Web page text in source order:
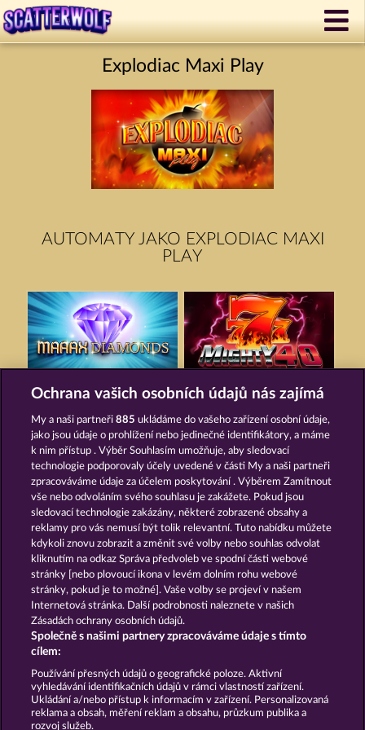
Explodiac Maxi Play
AUTOMATY JAKO EXPLODIAC MAXI
PLAY
MAAAX DIAMONDS MIGHTY 40
TOTAL ECLIPSE 7 SUPERNOVA FRUITS
Podmínky Prohlášení o ochraně údajů
Kontakt Společnost Časté dotazy
Facebook
Podat Žádost o Odstoupení
Ochrana vašich osobních údajů nás zajímá
My a naši partneři885 ukládáme do vašeho zařízení osobní údaje,
jako jsou údaje o prohlížení nebo jedinečné identifikátory, a máme
k nim přístup . Výběr Souhlasím umožňuje, aby sledovací
technologie podporovaly účely uvedené v části My a naši partneři
zpracováváme údaje za účelem poskytování . Výběrem Zamítnout
vše nebo odvoláním svého souhlasu je zakážete. Pokud jsou
sledovací technologie zakázány, některé zobrazené obsahy a
reklamy pro vás nemusí být tolik relevantní. Tuto nabídku můžete
kdykoli znovu zobrazit a změnit své volby nebo souhlas odvolat
kliknutím na odkaz Správa předvoleb ve spodní části webové
stránky [nebo plovoucí ikona v levém dolním rohu webové
stránky, pokud je to možné]. Vaše volby se projeví v našem
Internetová stránka. Další podrobnosti naleznete v našich
Zásadách ochrany osobních údajů.
Společně s našimi partnery zpracováváme údaje s tímto
cílem:
Používání přesných údajů o geografické poloze. Aktivní
vyhledávání identifikačních údajů v rámci vlastností zařízení.
Ukládání a/nebo přístup k informacím v zařízení. Personalizovaná
reklama a obsah, měření reklam a obsahu, průzkum publika a
rozvoj služeb.